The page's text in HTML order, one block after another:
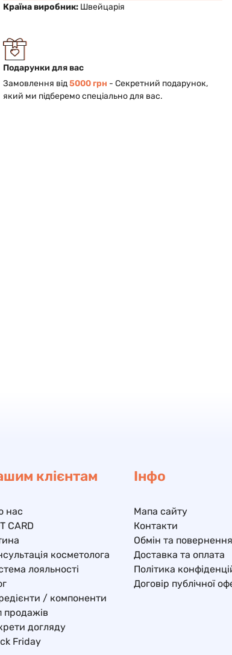
Країна виробник: Швейцарія
Подарунки для вас
Замовлення від5000 грн - Cекретний подарунок,
який ми підберемо спеціально для вас.
клієнтам
нас
CARD
косметолога
лояльності
/ компоненти
продажів
догляду
Friday
Інфо
Мапа сайту
Контакти
Обмін та повернення
Доставка та оплата
Політика
Договір публічної